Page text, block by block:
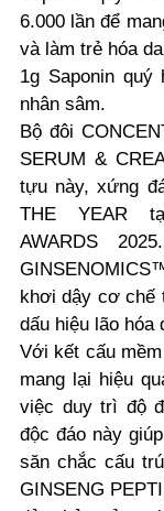
6.000 lần để
và làm trẻ hóa
1g Saponin
nhân sâm.
Bộ đôi
SERUM &
tựu này, xứng
THE YEAR
AWARDS
khơi dậy cơ chế
dấu hiệu lão hóa
Với kết cấu
mang lại hiệu
việc duy trì độ
độc đáo này
săn chắc cấu
GINSENG